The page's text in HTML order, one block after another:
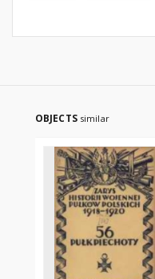
OBJECTS similar